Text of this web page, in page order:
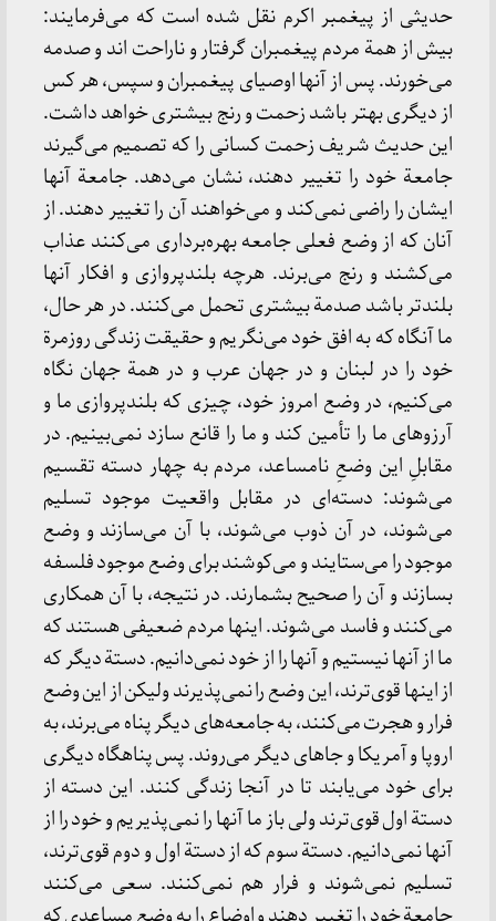
حدیثی‌ از پیغمبر اکرم‌ نقل‌ شده‌ است‌ که‌ می‌فرمایند:
بیش‌ از همة‌ مردم‌ پیغمبران‌ گرفتار و ناراحت‌ اند و صدمه‌
می‌خورند. پس‌ از آنها اوصیای‌ پیغمبران‌ و سپس‌، هر کس‌
از دیگری‌ بهتر باشد زحمت‌ و رنج‌ بیشتری‌ خواهد داشت‌.
این‌ حدیث‌ شریف‌ زحمت‌ کسانی‌ را که‌ تصمیم‌ می‌گیرند
جامعة‌ خود را تغییر دهند، نشان‌ می‌دهد. جامعة‌ آنها
ایشان‌ را راضی‌ نمی‌کند و می‌خواهند آن‌ را تغییر دهند. از
آنان‌ که‌ از وضع‌ فعلی‌ جامعه‌ بهره‌برداری‌ می‌کنند عذاب‌
می‌کشند و رنج‌ می‌برند. هرچه‌ بلندپروازی‌ و افکار آنها
بلندتر باشد صدمة‌ بیشتری‌ تحمل‌ می‌کنند.در هر حال‌،
ما آنگاه‌ که‌ به‌ افق‌ خود می‌نگریم‌ و حقیقت‌ زندگی‌ روزمرة‌
خود را در لبنان‌ و در جهان‌ عرب‌ و در همة‌ جهان‌ نگاه‌
می‌کنیم‌، در وضع‌ امروز خود، چیزی‌ که‌ بلندپروازی‌ ما و
آرزوهای‌ ما را تأمین‌ کند و ما را قانع‌ سازد نمی‌بینیم‌. در
مقابلِ این‌ وضعِ نامساعد، مردم‌ به‌ چهار دسته‌ تقسیم‌
می‌شوند: دسته‌ای‌ در مقابل‌ واقعیت‌ موجود تسلیم‌
می‌شوند، در آن‌ ذوب‌ می‌شوند، با آن‌ می‌سازند و وضع‌
موجود را می‌ستایند و می‌کوشند برای‌ وضع‌ موجود فلسفه‌
بسازند و آن‌ را صحیح‌ بشمارند. در نتیجه‌، با آن‌ همکاری‌
می‌کنند و فاسد می‌شوند. اینها مردم‌ ضعیفی‌ هستند که‌
ما از آنها نیستیم‌ و آنها را از خود نمی‌دانیم‌. دستة‌ دیگر که‌
از اینها قوی‌ترند، این‌ وضع‌ را نمی‌پذیرند ولیکن‌ از این‌ وضع‌
فرار و هجرت‌ می‌کنند، به‌ جامعه‌های‌ دیگر پناه‌ می‌برند، به‌
اروپا و آمریکا و جاهای‌ دیگر می‌روند. پس‌ پناهگاه‌ دیگری‌
برای‌ خود می‌یابند تا در آنجا زندگی‌ کنند. این‌ دسته‌ از
دستة‌ اول‌ قوی‌ترند ولی‌ باز ما آنها را نمی‌پذیریم‌ و خود را از
آنها نمی‌دانیم‌. دستة‌ سوم‌ که‌ از دستة‌ اول‌ و دوم‌ قوی‌ترند،
تسلیم‌ نمی‌شوند و فرار هم‌ نمی‌کنند. سعی‌ می‌کنند